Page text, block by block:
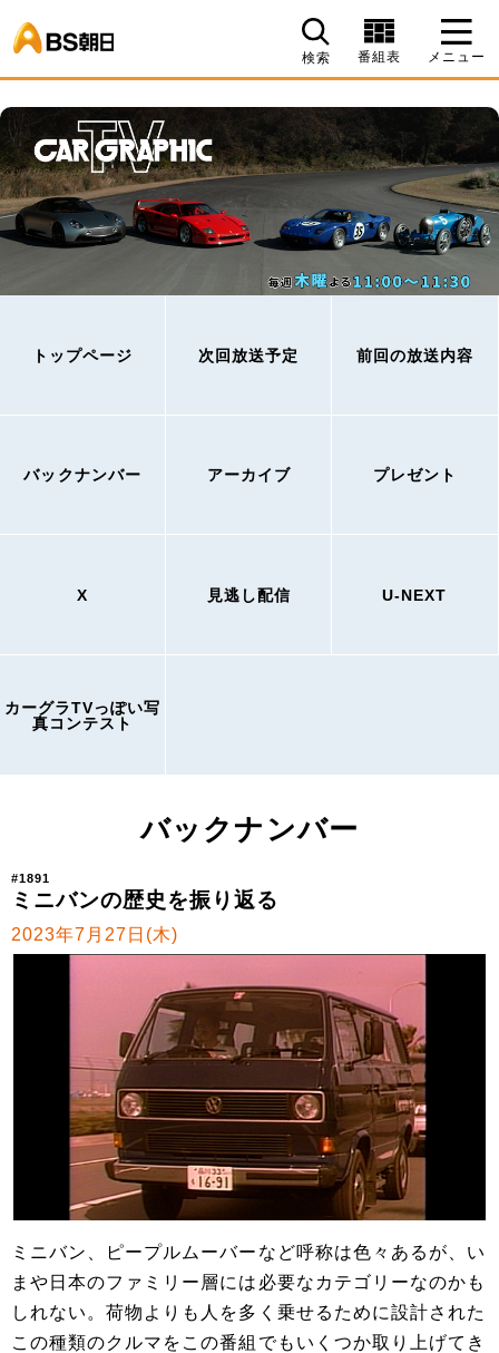
検索 番組表 メニュー
トップページ 次回放送予定 前回の放送内容
バックナンバー アーカイブ プレゼント
X 見逃し配信 U-NEXT
カーグラTVっぽい写
真コンテスト
バックナンバー
#1891
ミニバンの歴史を振り返る
2023年7月27日(木)
ミニバン、ピープルムーバーなど呼称は色々あるが、い
まや日本のファミリー層には必要なカテゴリーなのかも
しれない。荷物よりも人を多く乗せるために設計された
この種類のクルマをこの番組でもいくつか取り上げてき